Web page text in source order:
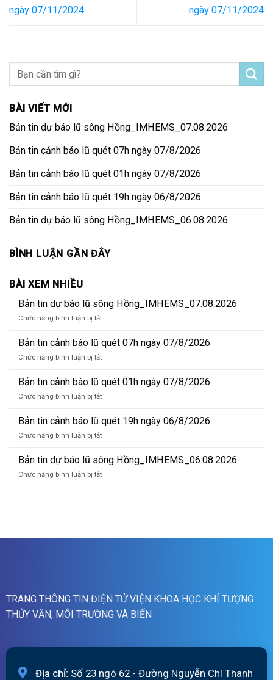
ngày 07/11/2024
ngày 07/11/2024
BÀI VIẾT MỚI
Bản tin dự báo lũ sông Hồng_IMHEMS_07.08.2026
Bản tin cảnh báo lũ quét 07h ngày 07/8/2026
Bản tin cảnh báo lũ quét 01h ngày 07/8/2026
Bản tin cảnh báo lũ quét 19h ngày 06/8/2026
Bản tin dự báo lũ sông Hồng_IMHEMS_06.08.2026
BÌNH LUẬN GẦN ĐÂY
BÀI XEM NHIỀU
Bản tin dự báo lũ sông Hồng_IMHEMS_07.08.2026
Chức năng bình luận bị tắtở
tin
dự
báo
sông
Hồng_IMHEMS_07.08.2026
Bản tin cảnh báo lũ quét 07h ngày 07/8/2026
Chức năng bình luận bị tắtở
tin
cảnh
báo
quét
07h
07/8/2026
Bản tin cảnh báo lũ quét 01h ngày 07/8/2026
Chức năng bình luận bị tắtở
tin
cảnh
báo
quét
01h
Bản tin cảnh báo lũ quét 19h ngày 06/8/2026
Chức năng bình luận bị tắtở
tin
cảnh
báo
Bản tin dự báo lũ sông Hồng_IMHEMS_06.08.2026
Chức năng bình luận bị tắtở
sông
TRANG THÔNG TIN ĐIỆN TỬ VIỆN KHOA HỌC KHÍ TƯỢNG
THỦY VĂN, MÔI TRƯỜNG VÀ BIỂN
Địa chỉ: Số 23 ngõ 62 - Đường Nguyễn Chí Thanh